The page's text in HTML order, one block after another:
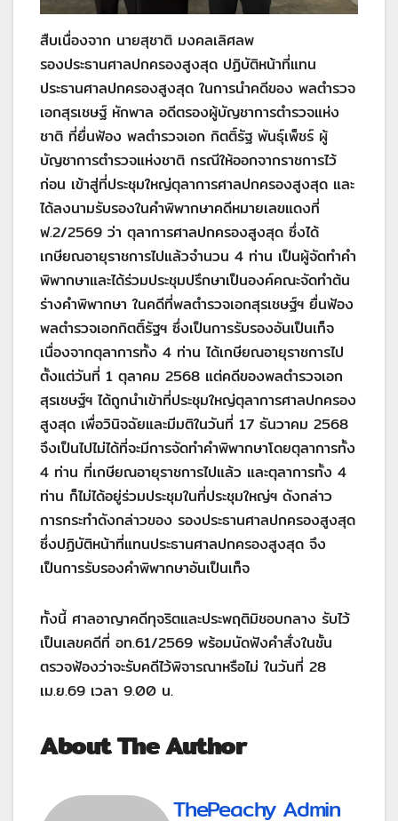
สืบเนื่องจาก นายสุชาติ มงคลเลิศลพ
รองประธานศาลปกครองสูงสุด ปฏิบัติหน้าที่แทน
ประธานศาลปกครองสูงสุด ในการนำคดีของ พลตำรวจ
เอกสุรเชษฐ์ หักพาล อดีตรองผู้บัญชาการตำรวจแห่ง
ชาติ ที่ยื่นฟ้อง พลตํารวจเอก กิตติ์รัฐ พันธุ์เพ็ชร์ ผู้
บัญชาการตำรวจแห่งชาติ กรณีให้ออกจากราชการไว้
ก่อน เข้าสู่ที่ประชุมใหญ่ตุลาการศาลปกครองสูงสุด และ
ได้ลงนามรับรองในคำพิพากษาคดีหมายเลขแดงที่
ฟ.2/2569 ว่า ตุลาการศาลปกครองสูงสุด ซึ่งได้
เกษียณอายุราชการไปแล้วจำนวน 4 ท่าน เป็นผู้จัดทำคำ
พิพากษาและได้ร่วมประชุมปรึกษาเป็นองค์คณะจัดทำต้น
ร่างคำพิพากษา ในคดีที่พลตำรวจเอกสุรเชษฐ์ฯ ยื่นฟ้อง
พลตำรวจเอกกิตติ์รัฐฯ ซึ่งเป็นการรับรองอันเป็นเท็จ
เนื่องจากตุลาการทั้ง 4 ท่าน ได้เกษียณอายุราชการไป
ตั้งแต่วันที่ 1 ตุลาคม 2568 แต่คดีของพลตำรวจเอก
สุรเชษฐ์ฯ ได้ถูกนำเข้าที่ประชุมใหญ่ตุลาการศาลปกครอง
สูงสุด เพื่อวินิจฉัยและมีมติในวันที่ 17 ธันวาคม 2568
จึงเป็นไปไม่ได้ที่จะมีการจัดทำคำพิพากษาโดยตุลาการทั้ง
4 ท่าน ที่เกษียณอายุราชการไปแล้ว และตุลาการทั้ง 4
ท่าน ก็ไม่ได้อยู่ร่วมประชุมในที่ประชุมใหญ่ฯ ดังกล่าว
การกระทำดังกล่าวของ รองประธานศาลปกครองสูงสุด
ซึ่งปฏิบัติหน้าที่แทนประธานศาลปกครองสูงสุด จึง
เป็นการรับรองคำพิพากษาอันเป็นเท็จ
ทั้งนี้ ศาลอาญาคดีทุจริตและประพฤติมิชอบกลาง รับไว้
เป็นเลขคดีที่ อท.61/2569 พร้อมนัดฟังคำสั่งในชั้น
ตรวจฟ้องว่าจะรับคดีไว้พิจารณาหรือไม่ ในวันที่ 28
เม.ย.69 เวลา 9.00 น.
About The Author
ThePeachy Admin